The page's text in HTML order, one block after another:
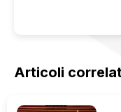
Articoli